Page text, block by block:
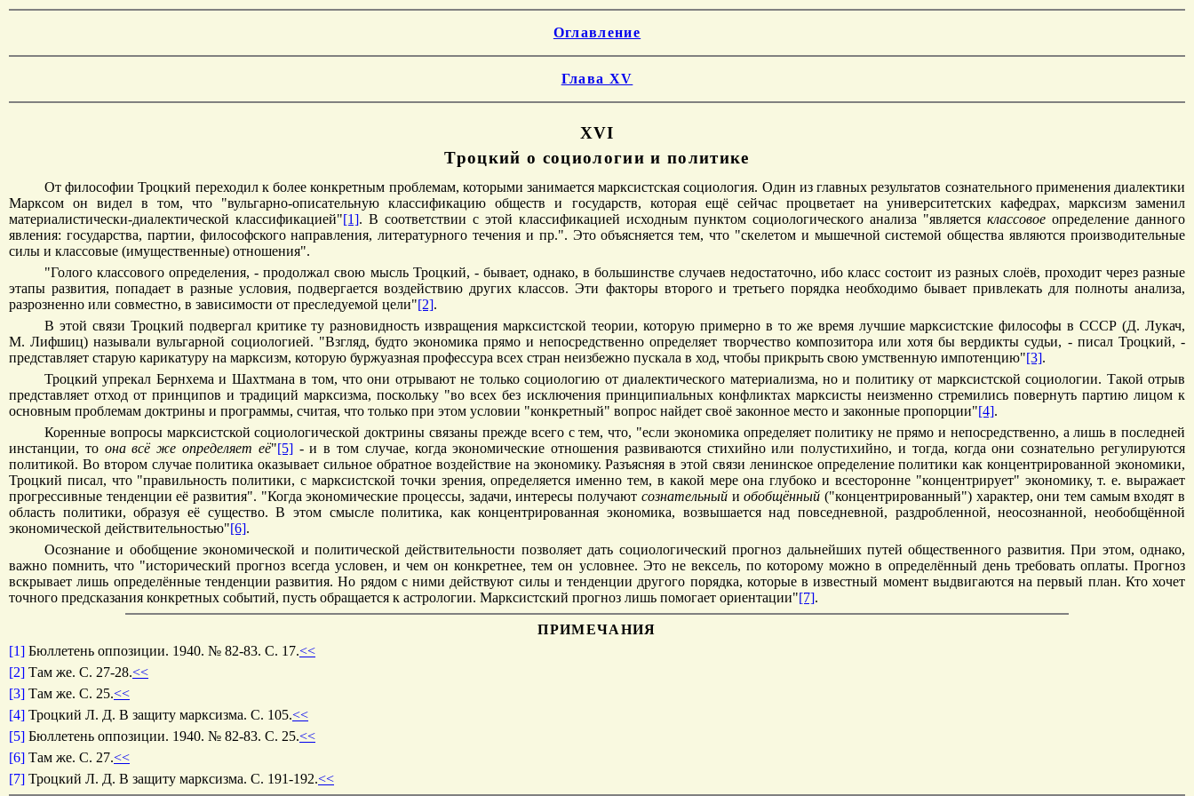
Оглавление
Глава XV
XVI
Троцкий о социологии и политике
От философии Троцкий переходил к более конкретным проблемам, которыми занимается марксистская социология. Один из главных результатов сознательного применения диалектики
Марксом он видел в том, что "вульгарно-описательную классификацию обществ и государств, которая ещё сейчас процветает на университетских кафедрах, марксизм заменил
материалистически-диалектической классификацией"[1]. В соответствии с этой классификацией исходным пунктом социологического анализа "является классовое определение данного
явления: государства, партии, философского направления, литературного течения и пр.". Это объясняется тем, что "скелетом и мышечной системой общества являются производительные
силы и классовые (имущественные) отношения".
"Голого классового определения, - продолжал свою мысль Троцкий, - бывает, однако, в большинстве случаев недостаточно, ибо класс состоит из разных слоёв, проходит через разные
этапы развития, попадает в разные условия, подвергается воздействию других классов. Эти факторы второго и третьего порядка необходимо бывает привлекать для полноты анализа,
разрозненно или совместно, в зависимости от преследуемой цели"[2].
В этой связи Троцкий подвергал критике ту разновидность извращения марксистской теории, которую примерно в то же время лучшие марксистские философы в СССР (Д. Лукач,
М. Лифшиц) называли вульгарной социологией. "Взгляд, будто экономика прямо и непосредственно определяет творчество композитора или хотя бы вердикты судьи, - писал Троцкий, -
представляет старую карикатуру на марксизм, которую буржуазная профессура всех стран неизбежно пускала в ход, чтобы прикрыть свою умственную импотенцию"[3].
Троцкий упрекал Бернхема и Шахтмана в том, что они отрывают не только социологию от диалектического материализма, но и политику от марксистской социологии. Такой отрыв
представляет отход от принципов и традиций марксизма, поскольку "во всех без исключения принципиальных конфликтах марксисты неизменно стремились повернуть партию лицом к
основным проблемам доктрины и программы, считая, что только при этом условии "конкретный" вопрос найдет своё законное место и законные пропорции"[4].
Коренные вопросы марксистской социологической доктрины связаны прежде всего с тем, что, "если экономика определяет политику не прямо и непосредственно, а лишь в последней
инстанции, то она всё же определяет её"[5]- и в том случае, когда экономические отношения развиваются стихийно или полустихийно, и тогда, когда они сознательно регулируются
политикой. Во втором случае политика оказывает сильное обратное воздействие на экономику. Разъясняя в этой связи ленинское определение политики как концентрированной экономики,
Троцкий писал, что "правильность политики, с марксистской точки зрения, определяется именно тем, в какой мере она глубоко и всесторонне "концентрирует" экономику, т. е. выражает
прогрессивные тенденции её развития". "Когда экономические процессы, задачи, интересы получают сознательныйиобобщённый ("концентрированный") характер, они тем самым входят в
область политики, образуя её существо. В этом смысле политика, как концентрированная экономика, возвышается над повседневной, раздробленной, неосознанной, необобщённой
экономической действительностью"[6].
Осознание и обобщение экономической и политической действительности позволяет дать социологический прогноз дальнейших путей общественного развития. При этом, однако,
важно помнить, что "исторический прогноз всегда условен, и чем он конкретнее, тем он условнее. Это не вексель, по которому можно в определённый день требовать оплаты. Прогноз
вскрывает лишь определённые тенденции развития. Но рядом с ними действуют силы и тенденции другого порядка, которые в известный момент выдвигаются на первый план. Кто хочет
точного предсказания конкретных событий, пусть обращается к астрологии. Марксистский прогноз лишь помогает ориентации"[7].
ПРИМЕЧАНИЯ
[1] Бюллетень оппозиции. 1940. № 82-83. С. 17.<<
[2] Там же. С. 27-28.<<
[3] Там же. С. 25.<<
[4] Троцкий Л. Д. В защиту марксизма. С. 105.<<
[5] Бюллетень оппозиции. 1940. № 82-83. С. 25.<<
[6] Там же. С. 27.<<
[7] Троцкий Л. Д. В защиту марксизма. С. 191-192.<<